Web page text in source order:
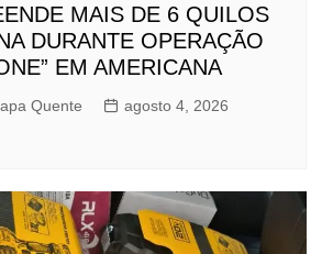
MAIS DE 6 QUILOS
DURANTE OPERAÇÃO
EM AMERICANA
Quente
agosto 4, 2026